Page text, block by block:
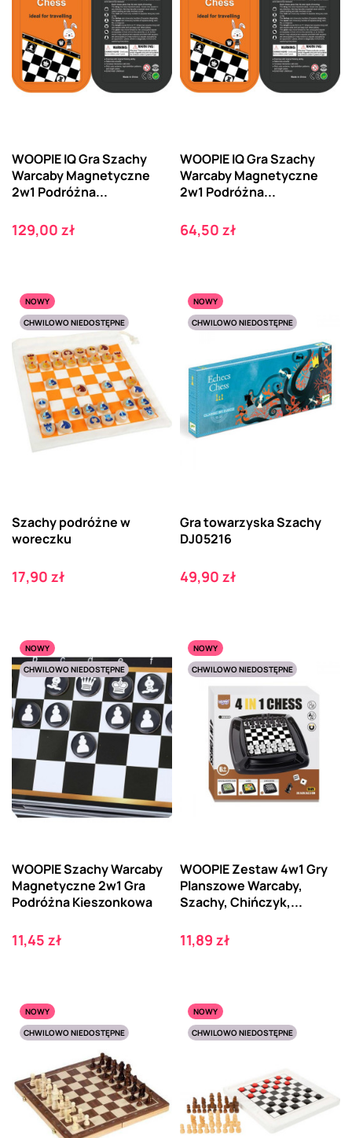
WOOPIE IQ Gra Szachy
Warcaby Magnetyczne
2w1 Podróżna...
Cena
129,00 zł
WOOPIE IQ Gra Szachy
Warcaby Magnetyczne
2w1 Podróżna...
Cena
64,50 zł
NOWY
CHWILOWO NIEDOSTĘPNE
Szachy podróżne w
woreczku
Cena
17,90 zł
NOWY
CHWILOWO NIEDOSTĘPNE
Gra towarzyska Szachy
DJ05216
Cena
49,90 zł
NOWY
CHWILOWO NIEDOSTĘPNE
WOOPIE Szachy Warcaby
Magnetyczne 2w1 Gra
Podróżna Kieszonkowa
Cena
11,45 zł
NOWY
CHWILOWO NIEDOSTĘPNE
WOOPIE Zestaw 4w1 Gry
Planszowe Warcaby,
Szachy, Chińczyk,...
Cena
11,89 zł
NOWY
CHWILOWO NIEDOSTĘPNE
NOWY
CHWILOWO NIEDOSTĘPNE